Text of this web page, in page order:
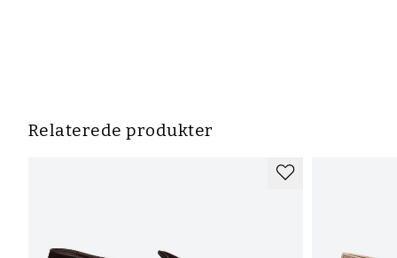
Relaterede produkter